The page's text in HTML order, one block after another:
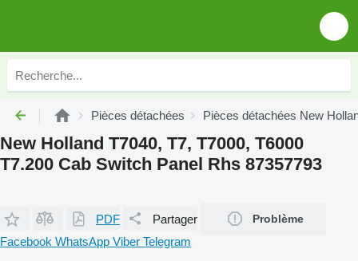
Pièces détachées Pièces détachées New
New Holland T7040, T7, T7000, T6000
T7.200 Cab Switch Panel Rhs 87357793
PDF Partager Problème
Facebook WhatsApp Viber Telegram